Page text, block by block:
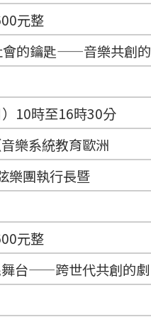
元整
會的鑰匙——音樂共創的
10時至16時30分
樂系統教育歐洲
樂團執行長暨
元整
舞台——跨世代共創的劇